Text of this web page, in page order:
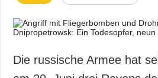
Die russische Armee hat